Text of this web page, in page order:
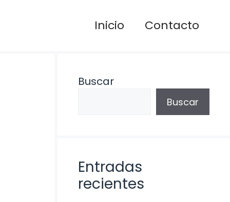
Inicio Contacto
Buscar
Buscar
Entradas
recientes